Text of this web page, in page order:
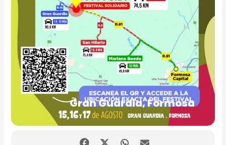
Gran Guardia, Formosa